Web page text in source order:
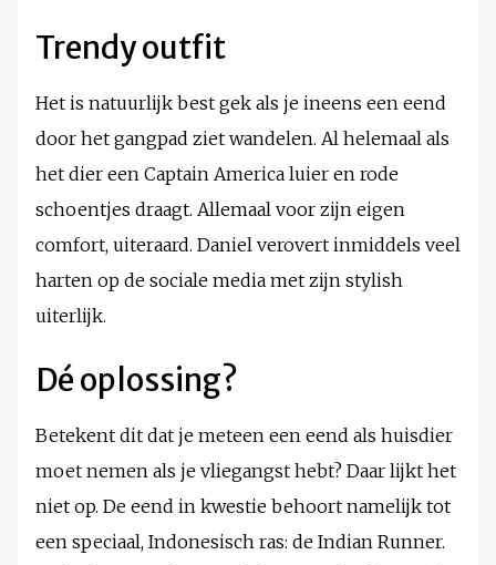
Trendy outfit
Het is natuurlijk best gek als je ineens een eend
door het gangpad ziet wandelen. Al helemaal als
het dier een Captain America luier en rode
schoentjes draagt. Allemaal voor zijn eigen
comfort, uiteraard. Daniel verovert inmiddels veel
harten op de sociale media met zijn stylish
uiterlijk.
Dé oplossing?
Betekent dit dat je meteen een eend als huisdier
moet nemen als je vliegangst hebt? Daar lijkt het
niet op. De eend in kwestie behoort namelijk tot
een speciaal, Indonesisch ras: de Indian Runner.